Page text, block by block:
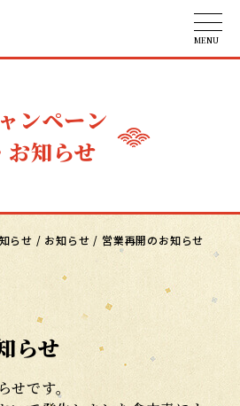
ンペーン
お知らせ
らせ / お知らせ / 営業再開のお知らせ
らせ
です。